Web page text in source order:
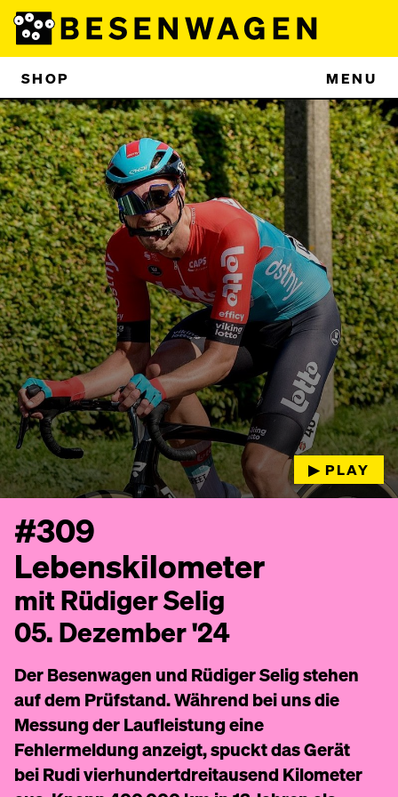
SHOP MENU
▶︎ PLAY
#309
Lebenskilometer
mit Rüdiger Selig
05. Dezember '24
Der Besenwagen und Rüdiger Selig stehen
auf dem Prüfstand. Während bei uns die
Messung der Laufleistung eine
Fehlermeldung anzeigt, spuckt das Gerät
bei Rudi vierhundertdreitausend Kilometer